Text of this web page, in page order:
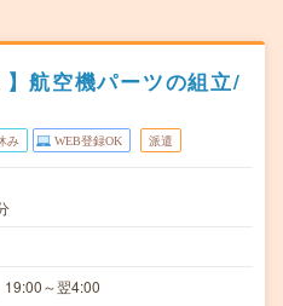
】航空機パーツの組立/
み WEB登録OK 派遣
～翌4:00